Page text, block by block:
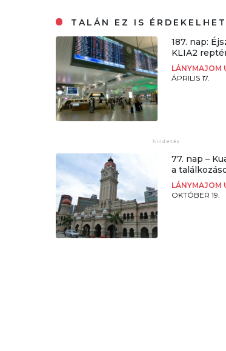
TALÁN EZ IS ÉRDEKELHET
187. nap:
KLIA2
LÁNYMAJOM
ÁPRILIS 17.
77. nap –
a
LÁNYMAJOM
OKTÓBER 19.